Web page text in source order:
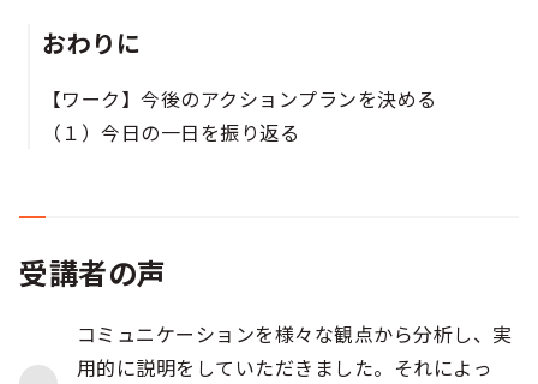
おわりに
【ワーク】今後のアクションプランを決める
（１）今日の一日を振り返る
受講者の声
コミュニケーションを様々な観点から分析し、実
用的に説明をしていただきました。それによっ